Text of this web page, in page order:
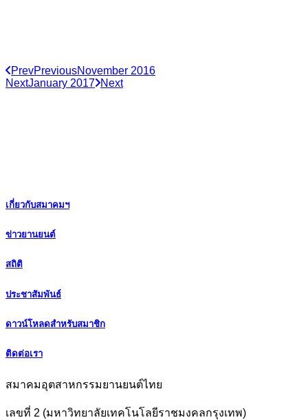
PrevPreviousNovember 2016
NextJanuary 2017 Next
เกี่ยวกับสมาคมฯ
ข่าวยานยนต์
สถิติ
ประชาสัมพันธ์
ดาวน์โหลดสำหรับสมาชิก
ติดต่อเรา
สมาคมอุตสาหกรรมยานยนต์ไทย
เลขที่ 2 (มหาวิทยาลัยเทคโนโลยีราชมงคลกรุงเทพ)